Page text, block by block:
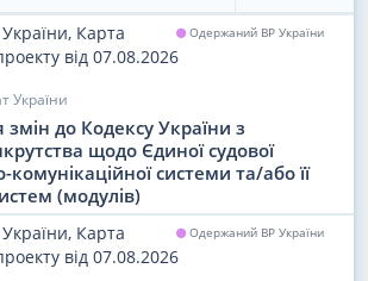
виплати
Одержаний ВР України
Карта
від 07.08.2026
України
до Кодексу України з
щодо Єдиної судової
комунікаційної системи та/або її
(модулів)
Одержаний ВР України
Карта
від 07.08.2026